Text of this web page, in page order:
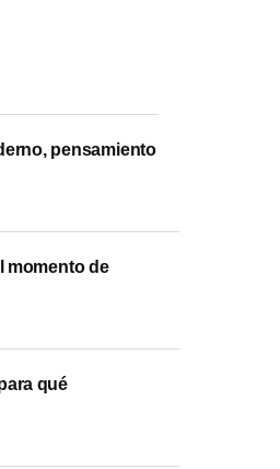
pensamiento
momento de
qué